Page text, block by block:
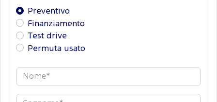
Preventivo
Finanziamento
Test drive
Permuta usato